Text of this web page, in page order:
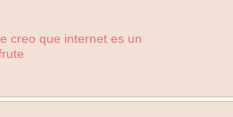
creo que internet es un